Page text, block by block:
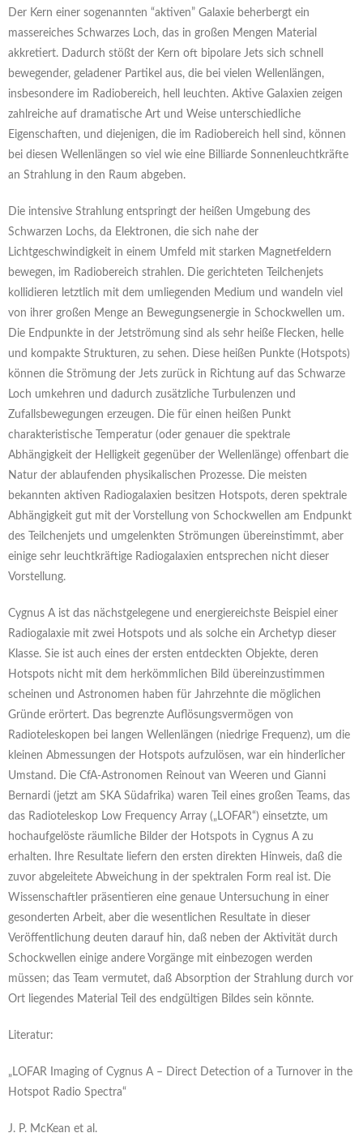
Der Kern einer sogenannten “aktiven” Galaxie beherbergt ein
massereiches Schwarzes Loch, das in großen Mengen Material
akkretiert. Dadurch stößt der Kern oft bipolare Jets sich schnell
bewegender, geladener Partikel aus, die bei vielen Wellenlängen,
insbesondere im Radiobereich, hell leuchten. Aktive Galaxien zeigen
zahlreiche auf dramatische Art und Weise unterschiedliche
Eigenschaften, und diejenigen, die im Radiobereich hell sind, können
bei diesen Wellenlängen so viel wie eine Billiarde Sonnenleuchtkräfte
an Strahlung in den Raum abgeben.
Die intensive Strahlung entspringt der heißen Umgebung des
Schwarzen Lochs, da Elektronen, die sich nahe der
Lichtgeschwindigkeit in einem Umfeld mit starken Magnetfeldern
bewegen, im Radiobereich strahlen. Die gerichteten Teilchenjets
kollidieren letztlich mit dem umliegenden Medium und wandeln viel
von ihrer großen Menge an Bewegungsenergie in Schockwellen um.
Die Endpunkte in der Jetströmung sind als sehr heiße Flecken, helle
und kompakte Strukturen, zu sehen. Diese heißen Punkte (Hotspots)
können die Strömung der Jets zurück in Richtung auf das Schwarze
Loch umkehren und dadurch zusätzliche Turbulenzen und
Zufallsbewegungen erzeugen. Die für einen heißen Punkt
charakteristische Temperatur (oder genauer die spektrale
Abhängigkeit der Helligkeit gegenüber der Wellenlänge) offenbart die
Natur der ablaufenden physikalischen Prozesse. Die meisten
bekannten aktiven Radiogalaxien besitzen Hotspots, deren spektrale
Abhängigkeit gut mit der Vorstellung von Schockwellen am Endpunkt
des Teilchenjets und umgelenkten Strömungen übereinstimmt, aber
einige sehr leuchtkräftige Radiogalaxien entsprechen nicht dieser
Vorstellung.
Cygnus A ist das nächstgelegene und energiereichste Beispiel einer
Radiogalaxie mit zwei Hotspots und als solche ein Archetyp dieser
Klasse. Sie ist auch eines der ersten entdeckten Objekte, deren
Hotspots nicht mit dem herkömmlichen Bild übereinzustimmen
scheinen und Astronomen haben für Jahrzehnte die möglichen
Gründe erörtert. Das begrenzte Auflösungsvermögen von
Radioteleskopen bei langen Wellenlängen (niedrige Frequenz), um die
kleinen Abmessungen der Hotspots aufzulösen, war ein hinderlicher
Umstand. Die CfA-Astronomen Reinout van Weeren und Gianni
Bernardi (jetzt am SKA Südafrika) waren Teil eines großen Teams, das
das Radioteleskop Low Frequency Array („LOFAR“) einsetzte, um
hochaufgelöste räumliche Bilder der Hotspots in Cygnus A zu
erhalten. Ihre Resultate liefern den ersten direkten Hinweis, daß die
zuvor abgeleitete Abweichung in der spektralen Form real ist. Die
Wissenschaftler präsentieren eine genaue Untersuchung in einer
gesonderten Arbeit, aber die wesentlichen Resultate in dieser
Veröffentlichung deuten darauf hin, daß neben der Aktivität durch
Schockwellen einige andere Vorgänge mit einbezogen werden
müssen; das Team vermutet, daß Absorption der Strahlung durch vor
Ort liegendes Material Teil des endgültigen Bildes sein könnte.
Literatur:
„LOFAR Imaging of Cygnus A – Direct Detection of a Turnover in the
Hotspot Radio Spectra“
J. P. McKean et al.